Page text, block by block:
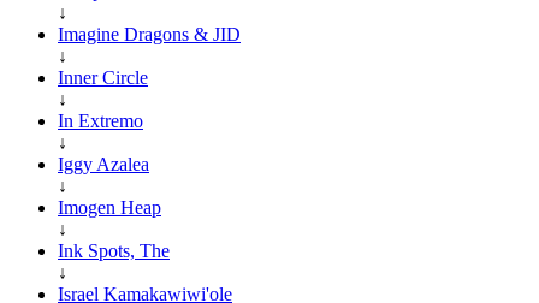
↓
Imagine Dragons & JID
↓
Inner Circle
↓
In Extremo
↓
Iggy Azalea
↓
Imogen Heap
↓
Ink Spots, The
↓
Israel Kamakawiwi'ole